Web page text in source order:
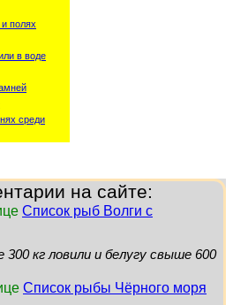
полях
в воде
среди
на сайте:
Список рыб Волги с
300 кг ловили и белугу свыше 600
Список рыбы Чёрного моря